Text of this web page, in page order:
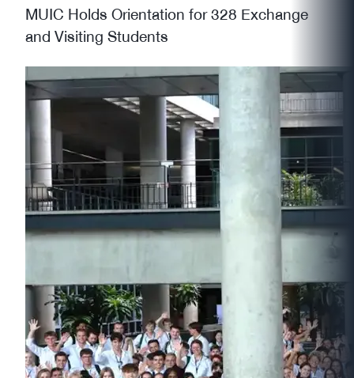
MUIC Holds Orientation for 328 Exchange
and Visiting Students